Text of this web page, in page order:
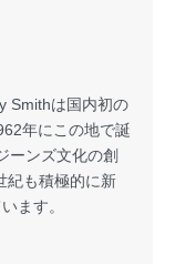
Smithは国内初の
年にこの地で誕
ーンズ文化の創
紀も積極的に新
ます。